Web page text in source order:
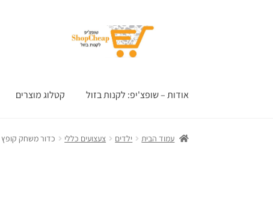
אודות – שופצ'יפ: לקנות בזול קטלוג מוצרים
עמוד הבית ילדים צעצועים כללי כדור משחק